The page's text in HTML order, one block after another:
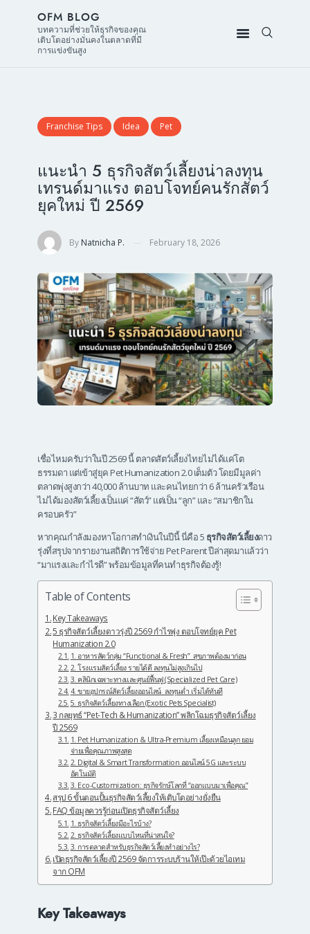
OFM BLOG
บทความที่ช่วยให้ธุรกิจของคุณ
เติบโตอย่างมั่นคงในตลาดที่มี
การแข่งขันสูง
Franchise Tips Idea Pet
แนะนำ 5 ธุรกิจสัตว์เลี้ยงน่าลงทุน
เทรนด์มาแรง ตอบโจทย์คนรักสัตว์
ยุคใหม่ ปี 2569
By Natnicha P. February 18, 2026
เชื่อไหมครับว่าในปี 2569 นี้ ตลาดสัตว์เลี้ยงไทยไม่ได้แค่โต
ธรรมดา แต่เข้าสู่ยุค Pet Humanization 2.0 เต็มตัว โดยมีมูลค่า
ตลาดพุ่งสูงกว่า 40,000 ล้านบาท และคนไทยกว่า 6 ล้านครัวเรือน
ไม่ได้มองสัตว์เลี้ยงเป็นแค่ “สัตว์” แต่เป็น “ลูก” และ “สมาชิกใน
ครอบครัว”
หากคุณกำลังมองหาโอกาสทำเงินในปีนี้ นี่คือ 5 ธุรกิจสัตว์เลี้ยงดาว
รุ่งที่สรุปจากรายงานสถิติการใช้จ่าย Pet Parent ปีล่าสุดมาแล้วว่า
“มาแรงและกำไรดี” พร้อมข้อมูลที่คนทำธุรกิจต้องรู้!
Table of Contents
Key Takeaways
5 ธุรกิจสัตว์เลี้ยงดาวรุ่งปี 2569 กำไรพุ่ง ตอบโจทย์ยุค Pet
Humanization 2.0
1. อาหารสัตว์กลุ่ม “Functional & Fresh” สุขภาพต้องมาก่อน
2. โรงแรมสัตว์เลี้ยง รายได้ดี ลงทุนไม่สูงเกินไป
3. คลินิกเฉพาะทางและศูนย์ฟื้นฟู (Specialized Pet Care)
4. ขายอุปกรณ์สัตว์เลี้ยงออนไลน์ ลงทุนต่ำ เริ่มได้ทันที
5. ธุรกิจสัตว์เลี้ยงทางเลือก (Exotic Pets Specialist)
3 กลยุทธ์ “Pet-Tech & Humanization” พลิกโฉมธุรกิจสัตว์เลี้ยง
ปี 2569
1. Pet Humanization & Ultra-Premium เลี้ยงเหมือนลูก ยอม
จ่ายเพื่อคุณภาพสูงสุด
2. Digital & Smart Transformation ออนไลน์ 5G และระบบ
อัตโนมัติ
3. Eco-Customization: ธุรกิจรักษ์โลกที่ “ออกแบบมาเพื่อคุณ”
สรุป 6 ขั้นตอนปั้นธุรกิจสัตว์เลี้ยงให้เติบโตอย่างยั่งยืน
FAQ ข้อมูลควรรู้ก่อนเปิดธุรกิจสัตว์เลี้ยง
1. ธุรกิจสัตว์เลี้ยงมีอะไรบ้าง?
2. ธุรกิจสัตว์เลี้ยงแบบไหนที่น่าสนใจ?
3. การตลาดสำหรับธุรกิจสัตว์เลี้ยงทำอย่างไร?
เปิดธุรกิจสัตว์เลี้ยงปี 2569 จัดการระบบร้านให้เป๊ะด้วยไอเทม
จาก OFM
Key Takeaways